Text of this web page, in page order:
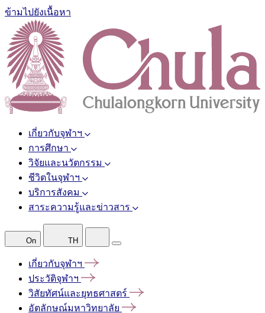
ข้ามไปยังเนื้อหา
เกี่ยวกับจุฬาฯ
การศึกษา
วิจัยและนวัตกรรม
ชีวิตในจุฬาฯ
บริการสังคม
สาระความรู้และข่าวสาร
On TH
เกี่ยวกับจุฬาฯ
ประวัติจุฬาฯ
วิสัยทัศน์และยุทธศาสตร์
อัตลักษณ์มหาวิทยาลัย